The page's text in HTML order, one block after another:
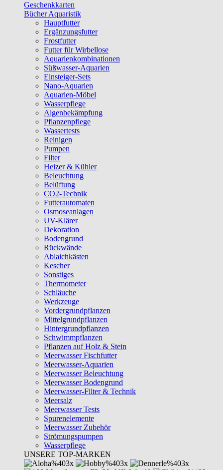
Geschenkkarten
Bücher Aquaristik
Hauptfutter
Ergänzungsfutter
Frostfutter
Futter für Wirbellose
Aquarienkombinationen
Süßwasser-Aquarien
Einsteiger-Sets
Nano-Aquarien
Aquarien-Möbel
Wasserpflege
Algenbekämpfung
Pflanzenpflege
Wassertests
Reinigen
Pumpen
Filter
Heizer & Kühler
Beleuchtung
Belüftung
CO2-Technik
Futterautomaten
Osmoseanlagen
UV-Klärer
Dekoration
Bodengrund
Rückwände
Ablaichkästen
Kescher
Sonstiges
Thermometer
Schläuche
Werkzeuge
Vordergrundpflanzen
Mittelgrundpflanzen
Hintergrundpflanzen
Schwimmpflanzen
Pflanzen auf Holz & Stein
Meerwasser Fischfutter
Meerwasser-Aquarien
Meerwasser Beleuchtung
Meerwasser Bodengrund
Meerwasser-Filter & Technik
Meersalz
Meerwasser Tests
Spurenelemente
Meerwasser Zubehör
Strömungspumpen
Wasserpflege
UNSERE TOP-MARKEN